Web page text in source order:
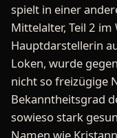
spielt in einer
Mittelalter, Teil 2
Hauptdarstellerin
Loken, wurde
nicht so freizügige
Bekanntheitsgrad
sowieso stark
Namen wie